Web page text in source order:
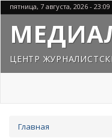
Перейти
к
основному
содержанию
пятница, 7 августа, 2026 - 23:09
ЦЕНТР
здесь
Главная